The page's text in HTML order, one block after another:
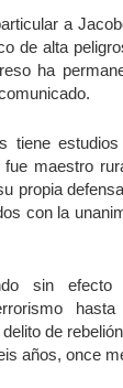
a
de alta
ha
tiene
maestro
propia
con la
sin efecto
de
años, once